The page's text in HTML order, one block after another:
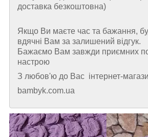
доставка безкоштовна)
Якщо Ви маєте час та бажання,
вдячні Вам за залишений відгук.
Бажаємо Вам завжди приємних
настрою
З любов'ю до Вас інтернет-
bambyk.com.ua